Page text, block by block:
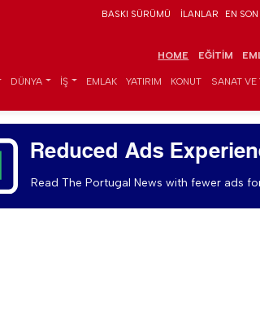
BASKI SÜRÜMÜ İLANLAR EN SON
HOME EĞITIM
DÜNYA İŞ EMLAK YATIRIM KONUT SANAT VE
Reduced Ads
Read The Portugal News with fewer ads